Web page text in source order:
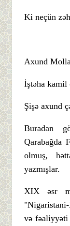
Ki neçün
Axund
İştəha kamil
Şişə axund
Buradan
Qarabağda
olmuş,
yazmışlar.
XIX əsr
və fəaliyyəti